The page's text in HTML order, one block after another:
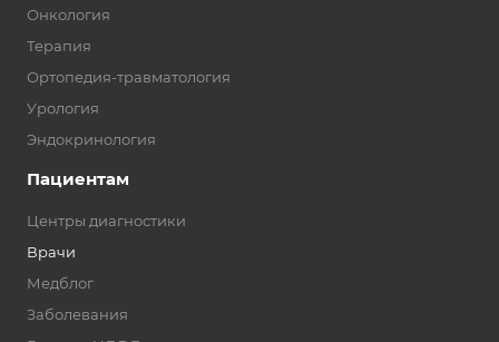
Онкология
Терапия
Ортопедия-травматология
Урология
Эндокринология
Пациентам
Центры диагностики
Врачи
Медблог
Заболевания